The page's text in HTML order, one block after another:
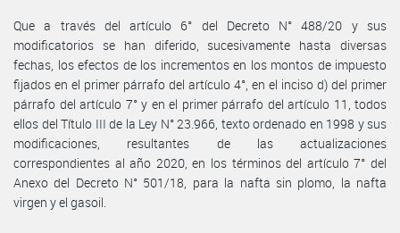
Que a través del artículo 6° del Decreto N° 488/20 y sus
modificatorios se han diferido, sucesivamente hasta diversas
fechas, los efectos de los incrementos en los montos de impuesto
fijados en el primer párrafo del artículo 4°, en el inciso d) del primer
párrafo del artículo 7° y en el primer párrafo del artículo 11, todos
ellos del Título III de la Ley N° 23.966, texto ordenado en 1998 y sus
modificaciones, resultantes de las actualizaciones
correspondientes al año 2020, en los términos del artículo 7° del
Anexo del Decreto N° 501/18, para la nafta sin plomo, la nafta
virgen y el gasoil.